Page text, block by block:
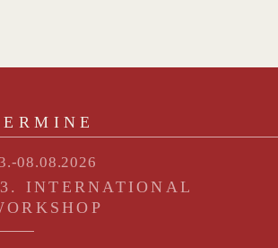
08.08.2026
INTERNATIONAL